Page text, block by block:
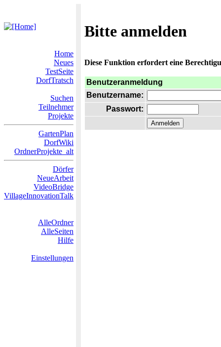
Bitte anmelden
Home
Neues
TestSeite
DorfTratsch
Suchen
Teilnehmer
Projekte
GartenPlan
DorfWiki
OrdnerProjekte_alt
Dörfer
NeueArbeit
VideoBridge
VillageInnovationTalk
AlleOrdner
AlleSeiten
Hilfe
Einstellungen
Diese Funktion erfordert eine
Benutzeranmeldung
Benutzername:
Passwort: